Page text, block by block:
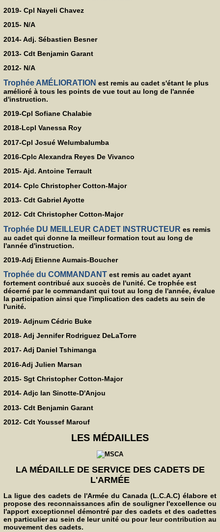
2019- Cpl Nayeli Chavez
2015- N/A
2014- Adj. Sébastien Besner
2013- Cdt Benjamin Garant
2012- N/A
Trophée AMÉLIORATION est remis au cadet s'étant le plus
amélioré à tous les points de vue tout au long de l'année
d'instruction.
2019-Cpl Sofiane Chalabie
2018-Lcpl Vanessa Roy
2017-Cpl Josué Welumbalumba
2016-Cplc Alexandra Reyes De Vivanco
2015- Ajd. Antoine Terrault
2014- Cplc Christopher Cotton-Major
2013- Cdt Gabriel Ayotte
2012- Cdt Christopher Cotton-Major
Trophée DU MEILLEUR CADET INSTRUCTEUR es remis
au cadet qui donne la meilleur formation tout au long de
l'année d'instruction.
2019-Adj Etienne Aumais-Boucher
Trophée du COMMANDANT est remis au cadet ayant
fortement contribué aux succès de l'unité. Ce trophée est
décerné par le commandant qui tout au long de l'année, évalue
la participation ainsi que l'implication des cadets au sein de
l'unité.
2019- Adjnum Cédric Buke
2018- Adj Jennifer Rodriguez DeLaTorre
2017- Adj Daniel Tshimanga
2016-Adj Julien Marsan
2015- Sgt Christopher Cotton-Major
2014- Adjc Ian Sinotte-D'Anjou
2013- Cdt Benjamin Garant
2012- Cdt Youssef Marouf
LES MÉDAILLES
LA MÉDAILLE DE SERVICE DES CADETS DE
L'ARMÉE
La ligue des cadets de l'Armée du Canada (L.C.A.C) élabore et
propose des reconnaissances afin de souligner l'excellence ou
l'apport exceptionnel démontré par des cadets et des cadettes
en particulier au sein de leur unité ou pour leur contribution au
mouvement des cadets.